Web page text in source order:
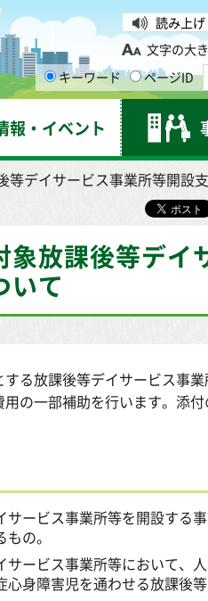
読み上げ
文字の大
キーワード
ページID
報・イベント
等デイサービス事業所等開設
象放課後等デイ
いて
る放課後等デイサービス事
の一部補助を行います。添
サービス事業所等を開設する
の。
サービス事業所等において、
心身障害児を通わせる放課後